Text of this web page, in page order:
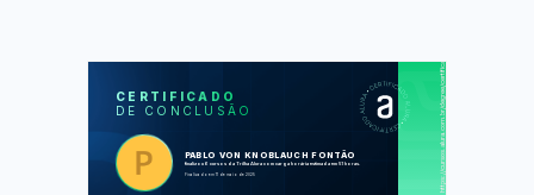
CERTIFICADO
DE CONCLUSÃO
PABLO VON KNOBLAUCH FONTÃO
finalizou 6 cursos da Trilha Alura com carga horária estimada em 51 horas.
Finalizado em 11 de maio de 2025
CUR
SOS
Go: a linguagem do Google
Go: Orientação a Objetos
Go: desenvolvendo uma API Rest
Go e Gin: criando API rest com